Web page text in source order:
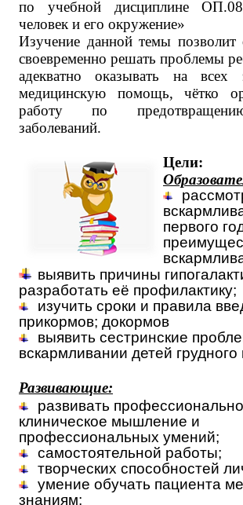
по учебной дисциплине
человек и его окружение»
Изучение данной темы
своевременно решать проблемы
адекватно оказывать на всех
медицинскую помощь, чётко
работу по
заболеваний.
Цели:
первого
выявить причины
разработать её профилактику;
изучить сроки и правила
прикормов; докормов
выявить сестринские
вскармливании детей грудного
Развивающие:
развивать профессионально
клиническое мышление и
профессиональных умений;
самостоятельной работы;
творческих способностей
умение обучать пациента
знаниям;